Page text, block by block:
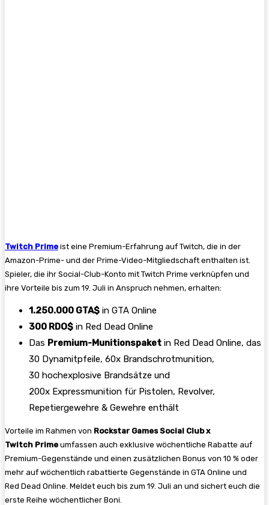
Twitch Prime ist eine Premium-Erfahrung auf Twitch, die in der
Amazon-Prime- und der Prime-Video-Mitgliedschaft enthalten ist.
Spieler, die ihr Social-Club-Konto mit Twitch Prime verknüpfen und
ihre Vorteile bis zum 19. Juli in Anspruch nehmen, erhalten:
1.250.000 GTA$ in GTA Online
300 RDO$ in Red Dead Online
Das Premium-Munitionspaket in Red Dead Online, das
30 Dynamitpfeile, 60x Brandschrotmunition,
30 hochexplosive Brandsätze und
200x Expressmunition für Pistolen, Revolver,
Repetiergewehre & Gewehre enthält
Vorteile im Rahmen von Rockstar Games Social Club x
Twitch Prime umfassen auch exklusive wöchentliche Rabatte auf
Premium-Gegenstände und einen zusätzlichen Bonus von 10 % oder
mehr auf wöchentlich rabattierte Gegenstände in GTA Online und
Red Dead Online. Meldet euch bis zum 19. Juli an und sichert euch die
erste Reihe wöchentlicher Boni.